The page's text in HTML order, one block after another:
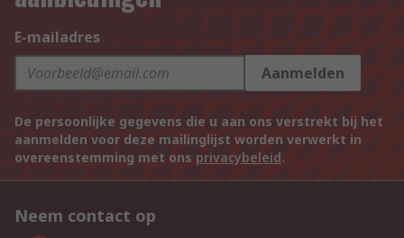
E-mailadres
Aanmelden
De persoonlijke gegevens die u aan ons verstrekt bij het
aanmelden voor deze mailinglijst worden verwerkt in
overeenstemming met ons privacybeleid.
Neem contact op